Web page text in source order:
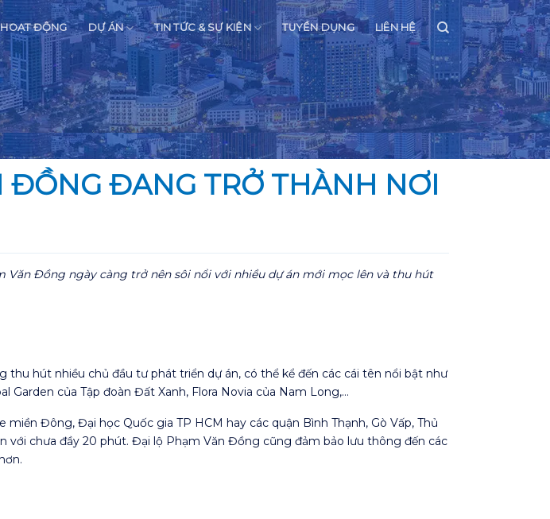
ĐỘNG DỰ ÁN TIN TỨC & SỰ KIỆN TUYỂN DỤNG LIÊN HỆ
ĐỒNG ĐANG TRỞ THÀNH NƠI
Đồng ngày càng trở nên sôi nổi với nhiều dự án mới mọc lên và thu hút
hút nhiều chủ đầu tư phát triển dự án, có thể kể đến các cái tên nổi bật như
của Tập đoàn Đất Xanh, Flora Novia của Nam Long,…
Đông, Đại học Quốc gia TP HCM hay các quận Bình Thạnh, Gò Vấp, Thủ
chưa đầy 20 phút. Đại lộ Phạm Văn Đồng cũng đảm bảo lưu thông đến các